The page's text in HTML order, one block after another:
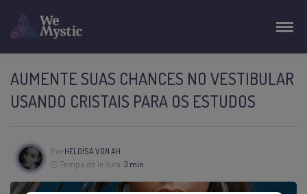
AUMENTE SUAS CHANCES NO VESTIBULAR
USANDO CRISTAIS PARA OS ESTUDOS
Por HELOÍSA VON AH
Tempo de leitura: 3 min